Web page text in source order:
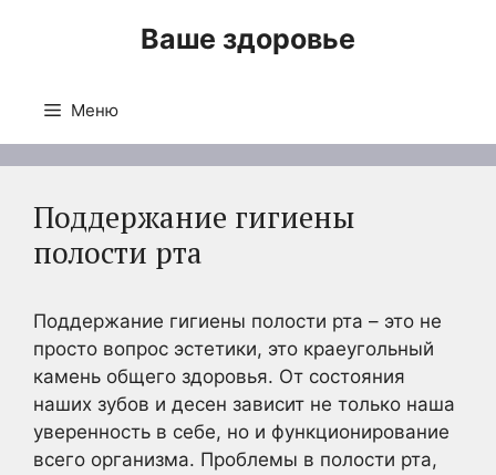
Ваше здоровье
Меню
Поддержание гигиены
полости рта
Поддержание гигиены полости рта – это не
просто вопрос эстетики, это краеугольный
камень общего здоровья. От состояния
наших зубов и десен зависит не только наша
уверенность в себе, но и функционирование
всего организма. Проблемы в полости рта,